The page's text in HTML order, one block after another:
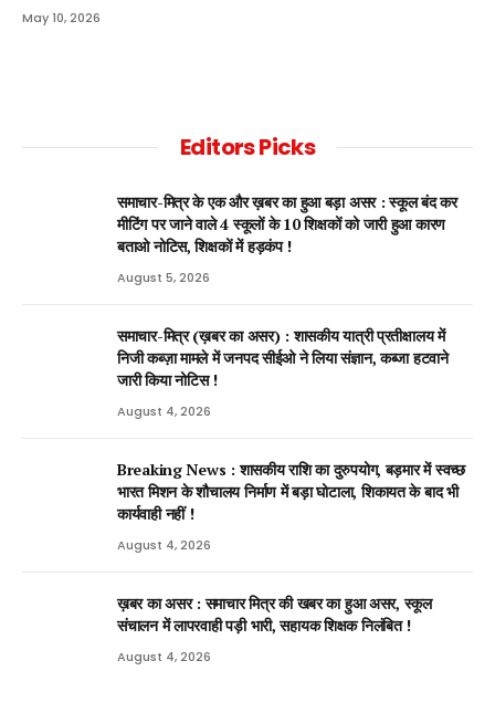
May 10, 2026
Editors Picks
समाचार-मित्र के एक और ख़बर का हुआ बड़ा असर : स्कूल बंद कर
मीटिंग पर जाने वाले 4 स्कूलों के 10 शिक्षकों को जारी हुआ कारण
बताओ नोटिस, शिक्षकों में हड़कंप !
August 5, 2026
समाचार-मित्र (ख़बर का असर) : शासकीय यात्री प्रतीक्षालय में
निजी कब्ज़ा मामले में जनपद सीईओ ने लिया संज्ञान, कब्जा हटवाने
जारी किया नोटिस !
August 4, 2026
Breaking News : शासकीय राशि का दुरुपयोग, बड़मार में स्वच्छ
भारत मिशन के शौचालय निर्माण में बड़ा घोटाला, शिकायत के बाद भी
कार्यवाही नहीं !
August 4, 2026
ख़बर का असर : समाचार मित्र की खबर का हुआ असर, स्कूल
संचालन में लापरवाही पड़ी भारी, सहायक शिक्षक निलंबित !
August 4, 2026